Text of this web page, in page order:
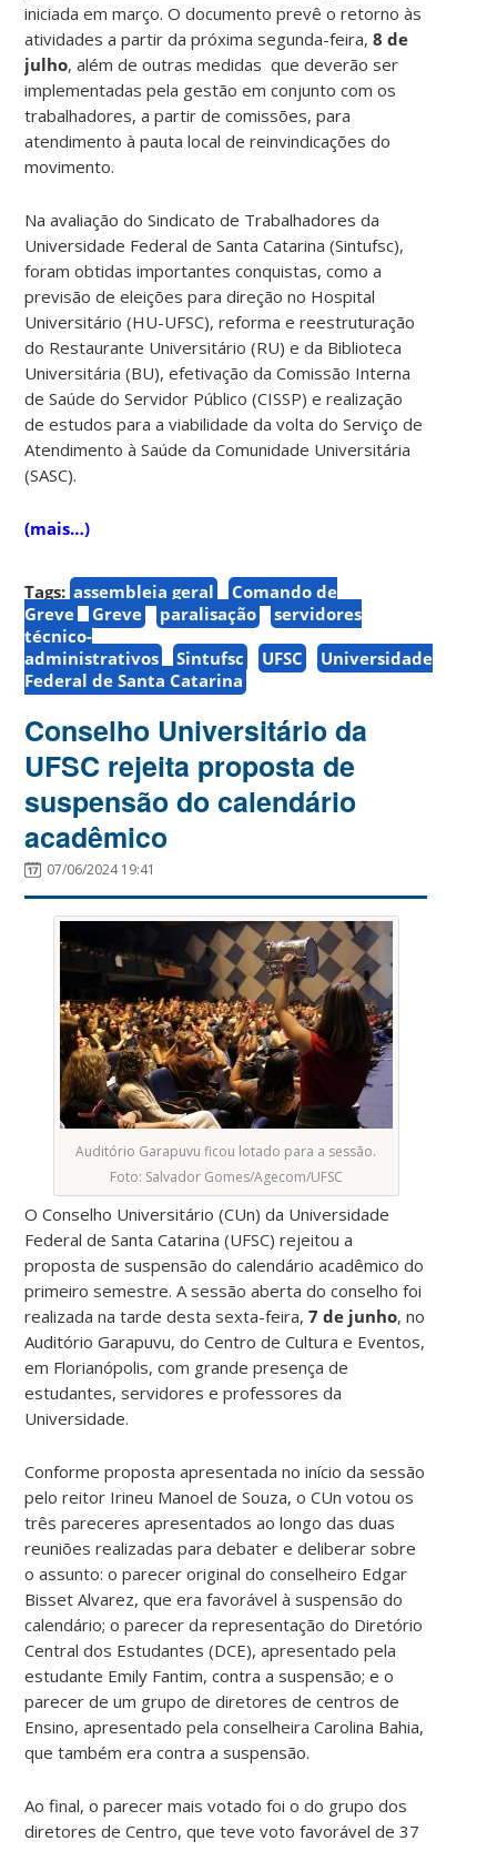
iniciada em março. O documento prevê o retorno às
atividades a partir da próxima segunda-feira,8 de
julho, além de outras medidas que deverão ser
implementadas pela gestão em conjunto com os
trabalhadores, a partir de comissões, para
atendimento à pauta local de reinvindicações do
movimento.
Na avaliação do Sindicato de Trabalhadores da
Universidade Federal de Santa Catarina (Sintufsc),
foram obtidas importantes conquistas, como a
previsão de eleições para direção no Hospital
Universitário (HU-UFSC), reforma e reestruturação
do Restaurante Universitário (RU) e da Biblioteca
Universitária (BU), efetivação da Comissão Interna
de Saúde do Servidor Público (CISSP) e realização
de estudos para a viabilidade da volta do Serviço de
Atendimento à Saúde da Comunidade Universitária
(SASC).
(mais…)
Tags: assembleia geral
Comando de
Greve
Greve paralisação
servidores
técnico-
administrativos
Sintufsc UFSC
Universidade
Federal de Santa Catarina
Conselho Universitário da
UFSC rejeita proposta de
suspensão do calendário
acadêmico
07/06/2024 19:41
Auditório Garapuvu ficou lotado para a sessão.
Foto: Salvador Gomes/Agecom/UFSC
O Conselho Universitário (CUn) da Universidade
Federal de Santa Catarina (UFSC) rejeitou a
proposta de suspensão do calendário acadêmico do
primeiro semestre. A sessão aberta do conselho foi
realizada na tarde desta sexta-feira,7 de junho, no
Auditório Garapuvu, do Centro de Cultura e Eventos,
em Florianópolis, com grande presença de
estudantes, servidores e professores da
Universidade.
Conforme proposta apresentada no início da sessão
pelo reitor Irineu Manoel de Souza, o CUn votou os
três pareceres apresentados ao longo das duas
reuniões realizadas para debater e deliberar sobre
o assunto: o parecer original do conselheiro Edgar
Bisset Alvarez, que era favorável à suspensão do
calendário; o parecer da representação do Diretório
Central dos Estudantes (DCE), apresentado pela
estudante Emily Fantim, contra a suspensão; e o
parecer de um grupo de diretores de centros de
Ensino, apresentado pela conselheira Carolina Bahia,
que também era contra a suspensão.
Ao final, o parecer mais votado foi o do grupo dos
diretores de Centro, que teve voto favorável de 37